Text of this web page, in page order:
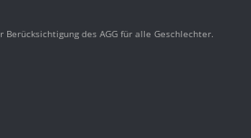
des AGG für alle Geschlechter.